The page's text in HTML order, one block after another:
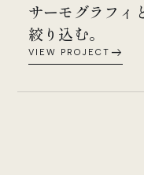
サーモグラフィ
絞り込む。
VIEW PROJECT east